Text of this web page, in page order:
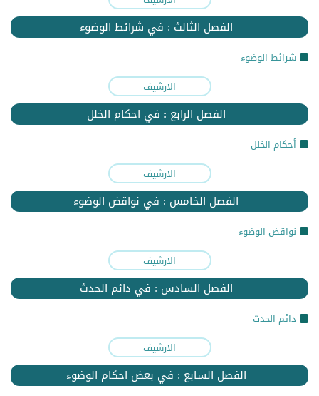
الفصل الثالث : في شرائط الوضوء
شرائط الوضوء
الارشيف
الفصل الرابع : في احكام الخلل
أحكام الخلل
الارشيف
الفصل الخامس : في نواقض الوضوء
نواقض الوضوء
الارشيف
الفصل السادس : في دائم الحدث
دائم الحدث
الارشيف
الفصل السابع : في بعض احكام الوضوء